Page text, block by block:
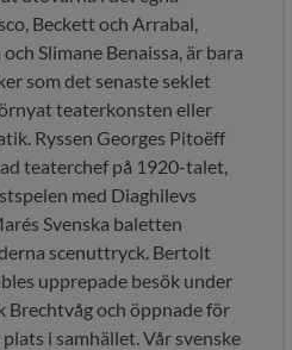
Beckett och Arrabal,
Slimane Benaissa, är bara
som det senaste seklet
teaterkonsten eller
Ryssen Georges Pitoëff
teaterchef på 1920-talet,
med Diaghilevs
Svenska baletten
scenuttryck. Bertolt
upprepade besök under
och öppnade för
i samhället. Vår svenske